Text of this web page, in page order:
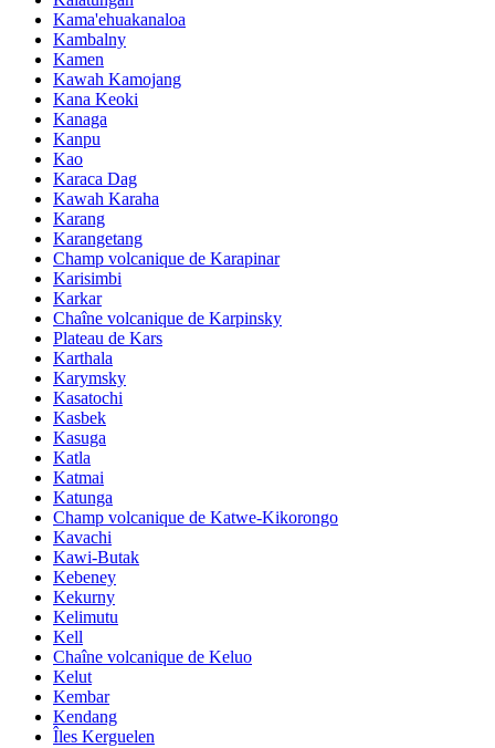
Kama'ehuakanaloa
Kambalny
Kamen
Kawah Kamojang
Kana Keoki
Kanaga
Kanpu
Kao
Karaca Dag
Kawah Karaha
Karang
Karangetang
Champ volcanique de Karapinar
Karisimbi
Karkar
Chaîne volcanique de Karpinsky
Plateau de Kars
Karthala
Karymsky
Kasatochi
Kasbek
Kasuga
Katla
Katmai
Katunga
Champ volcanique de Katwe-Kikorongo
Kavachi
Kawi-Butak
Kebeney
Kekurny
Kelimutu
Kell
Chaîne volcanique de Keluo
Kelut
Kembar
Kendang
Îles Kerguelen